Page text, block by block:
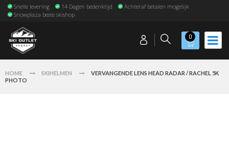
Snelle levering 14 Dagen bedenktijd
Achteraf betalen mogelijk
Snowplaza beste skishop
0
HOME SKIHELMEN
VERVANGENDE LENS HEAD RADAR / RACHEL 5K
PHOTO